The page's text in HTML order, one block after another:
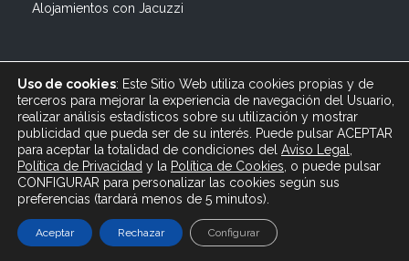
Alojamientos con Jacuzzi
© 2019 All rights reserved Bagus Vacaciones :: Alquiler
Turístico Vacacional en España, Andalucía, Cádiz ·
info@bagusvacaciones.es · Tel.: 610 89 35 05 · Diseño
Web XSEO http://xseo.es
Uso de cookies: Este Sitio Web utiliza cookies propias y de
terceros para mejorar la experiencia de navegación del Usuario,
realizar análisis estadísticos sobre su utilización y mostrar
publicidad que pueda ser de su interés. Puede pulsar ACEPTAR
para aceptar la totalidad de condiciones del Aviso Legal
Política de Privacidad y la Política de Cookies , o puede pulsar
CONFIGURAR para personalizar las cookies según sus
preferencias (tardará menos de 5 minutos).
Aceptar Rechazar Configurar